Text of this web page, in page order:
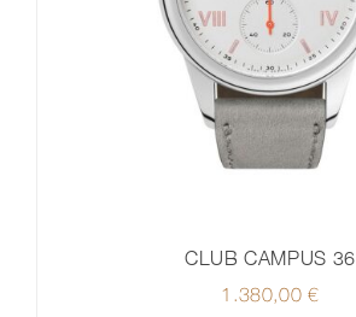
CLUB CAMPUS 36
1.380,00€